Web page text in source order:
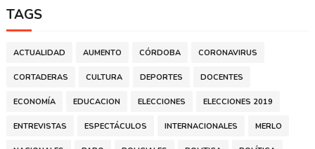
TAGS
ACTUALIDAD AUMENTO CÓRDOBA CORONAVIRUS
CORTADERAS CULTURA DEPORTES DOCENTES
ECONOMÍA EDUCACION ELECCIONES ELECCIONES 2019
ENTREVISTAS ESPECTÁCULOS INTERNACIONALES MERLO